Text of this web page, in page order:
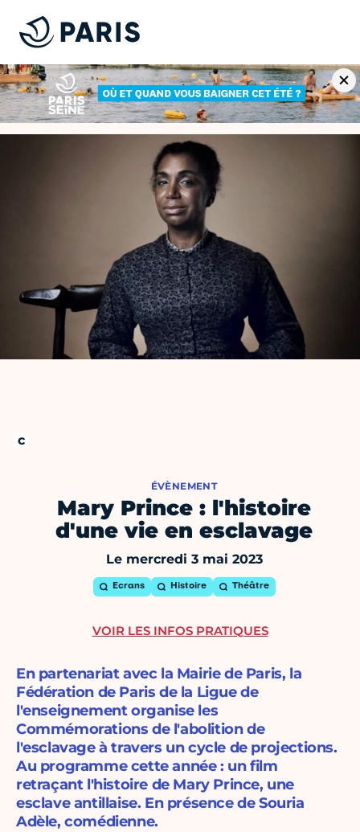
ÉVÈNEMENT
Mary Prince : l'histoire
d'une vie en esclavage
Le mercredi 3 mai 2023
Ecrans Histoire Théâtre
En partenariat avec la Mairie de Paris, la
Fédération de Paris de la Ligue de
l'enseignement organise les
Commémorations de l'abolition de
l'esclavage à travers un cycle de projections.
Au programme cette année : un film
retraçant l'histoire de Mary Prince, une
esclave antillaise. En présence de Souria
Adèle, comédienne.
VOIR LES INFOS PRATIQUES